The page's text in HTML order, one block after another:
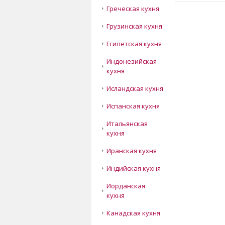
Греческая кухня
Грузинская кухня
Египетская кухня
Индонезийская
кухня
Исландская кухня
Испанская кухня
Итальянская
кухня
Иранская кухня
Индийская кухня
Иорданская
кухня
Канадская кухня